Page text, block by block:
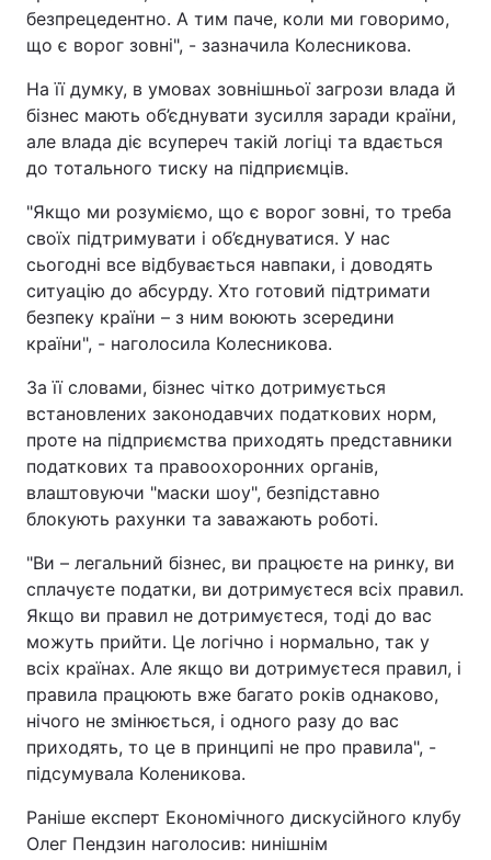
безпрецедентно. А тим паче, коли ми говоримо,
що є ворог зовні", - зазначила Колесникова.
На її думку, в умовах зовнішньої загрози влада й
бізнес мають об’єднувати зусилля заради країни,
але влада діє всупереч такій логіці та вдається
до тотального тиску на підприємців.
"Якщо ми розуміємо, що є ворог зовні, то треба
своїх підтримувати і об’єднуватися. У нас
сьогодні все відбувається навпаки, і доводять
ситуацію до абсурду. Хто готовий підтримати
безпеку країни – з ним воюють зсередини
країни", - наголосила Колесникова.
За її словами, бізнес чітко дотримується
встановлених законодавчих податкових норм,
проте на підприємства приходять представники
податкових та правоохоронних органів,
влаштовуючи "маски шоу", безпідставно
блокують рахунки та заважають роботі.
"Ви – легальний бізнес, ви працюєте на ринку, ви
сплачуєте податки, ви дотримуєтеся всіх правил.
Якщо ви правил не дотримуєтеся, тоді до вас
можуть прийти. Це логічно і нормально, так у
всіх країнах. Але якщо ви дотримуєтеся правил, і
правила працюють вже багато років однаково,
нічого не змінюється, і одного разу до вас
приходять, то це в принципі не про правила", -
підсумувала Коленикова.
Раніше експерт Економічного дискусійного клубу
Олег Пендзин наголосив: нинішнім